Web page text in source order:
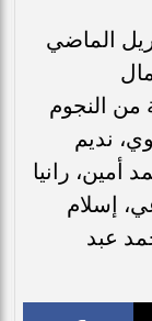
الماضي
من النجوم
نديم
أمين، رانيا
إسلام
عبد